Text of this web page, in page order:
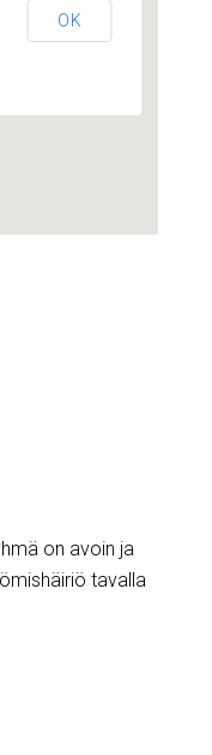
OK
on avoin ja
tavalla